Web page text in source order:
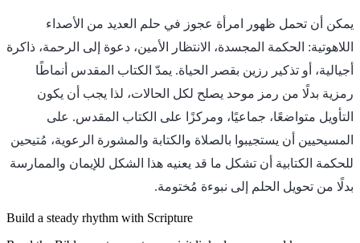
يمكن أن تحمل ظهور امرأة عجوز في حلم العديد من الأصداء
اللاهوتية: الحكمة المجسدة، الانتظار الأمين، دعوة إلى الرحمة، ذاكرة
أجيالية، أو تذكير رزين بقصر الحياة. يمدّ الكتاب المقدس أنماطًا
رمزية بدلًا من رمز موحد يصلح لكل الحالات، لذا يجب أن يكون
التأويل متواضعًا، جماعيًا، ومركزًا على الكتاب المقدس. على
المسيحيين أن يستجيبوا بالصلاة والكتابة والمشورة الرعوية، مُتيحين
للحكمة الكتابية أن تشكل ما قد يعنيه هذا الشكل للإيمان والممارسة
بدلًا من تحويل الحلم إلى نبوءة مُختومة.
Build a steady rhythm with Scripture